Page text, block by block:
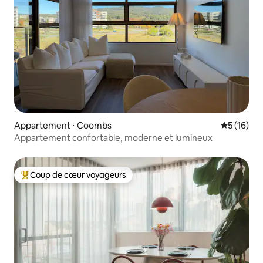
Appartement ⋅ Coombs
5 (16)
Appartement confortable, moderne et lumineux
Coups de cœur voyageurs les plus appréciés
Coup de cœur voyageurs